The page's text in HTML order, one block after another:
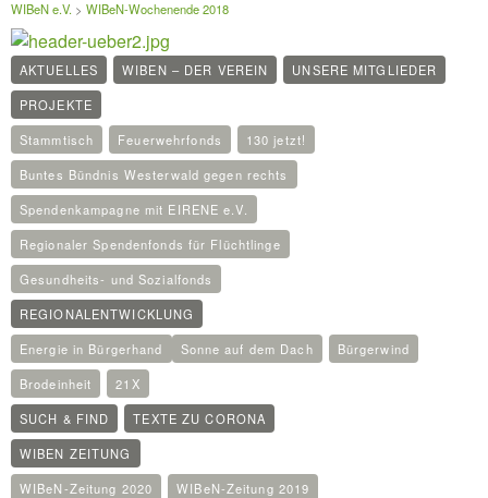
WIBeN e.V. > WIBeN-Wochenende 2018
AKTUELLES WIBEN – DER VEREIN
UNSERE MITGLIEDER
PROJEKTE
Stammtisch
Feuerwehrfonds
130 jetzt!
Buntes Bündnis Westerwald gegen rechts
Spendenkampagne mit EIRENE e.V.
Regionaler Spendenfonds für Flüchtlinge
Gesundheits- und Sozialfonds
REGIONALENTWICKLUNG
Energie in Bürgerhand
Sonne auf dem Dach
Bürgerwind
Brodeinheit
21X
SUCH & FIND
TEXTE ZU CORONA
WIBEN ZEITUNG
WIBeN-Zeitung 2020
WIBeN-Zeitung 2019